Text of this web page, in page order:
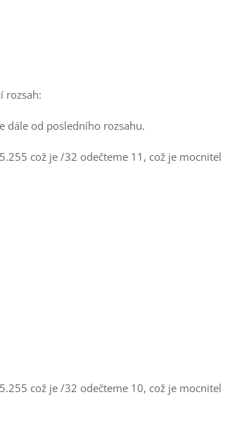
rozsah:
dále od posledního rozsahu.
což je /32 odečteme 11, což je mocnitel
což je /32 odečteme 10, což je mocnitel